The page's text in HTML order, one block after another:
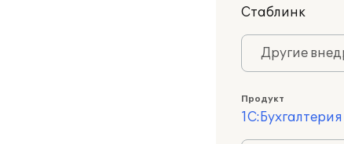
Стаблинк
Другие
Продукт
1С:Бухгалтерия